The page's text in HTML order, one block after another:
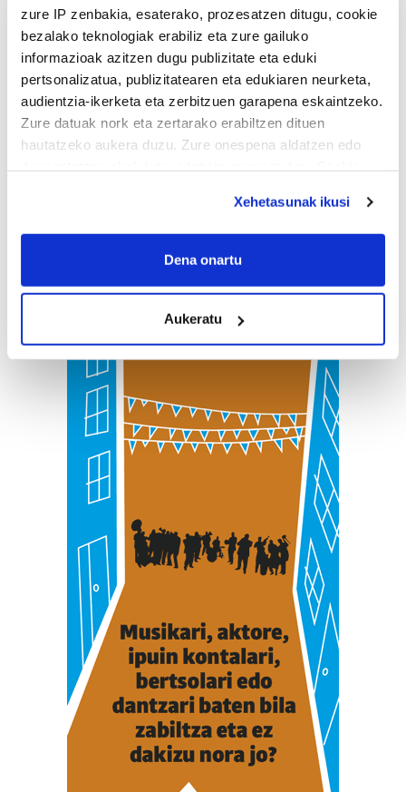
zure IP zenbakia, esaterako, prozesatzen ditugu, cookie
bezalako teknologiak erabiliz eta zure gailuko
informazioak azitzen dugu publizitate eta eduki
pertsonalizatua, publizitatearen eta edukiaren neurketa,
audientzia-ikerketa eta zerbitzuen garapena eskaintzeko.
Zure datuak nork eta zertarako erabiltzen dituen
hautatzeko aukera duzu. Zure onespena aldatzen edo
If you allow, we would also like to:
Collect information about your geographical
Identify your device by actively scanning it for
specific characteristics (fingerprinting)
Find out more about how your personal data is processed
and set your preferences in the
details section .
Guk eta gure bazkideek zure datu pertsonalak
prozesatzen ditugu, zure IP zenbakia, besteak beste,
teknologia erabiliz, cookieak adibidez, iragarki eta eduki
pertsonalizatuak eskaintzeko, iragarkiak eta edukia
neurtzeko, jendeari buruzko informazioa biltzeko eta
produktuak garatzeko. Zure datuak nork eta zertarako
erabiltzen dituen hauta dezakezu.
Bazkide batzuek ez dizute baimenik eskatzen, eta beren
interes komertzial legitimoetan babesten dira. Ikusi gure
bazkideen zerrenda, beren ustez zein helburutarako
duten interes legitimoa eta horren aurka nola egin
dezakezun ikusteko.
Lortu zure datu pertsonalak prozesatzeko moduari
buruzko informazio gehiago eta ezarri zure lehentasunak
datuen atalean. Edozein unetan alda edo ken dezakezu
Xehetasunak ikusi
Dena onartu
Aukeratu